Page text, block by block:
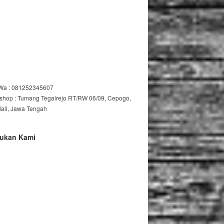
: 081252345607
: Tumang Tegalrejo RT/RW 06/09, Cepogo,
Jawa Tengah
Kami